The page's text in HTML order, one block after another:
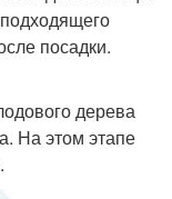
посадки.
дерева
На этом этапе